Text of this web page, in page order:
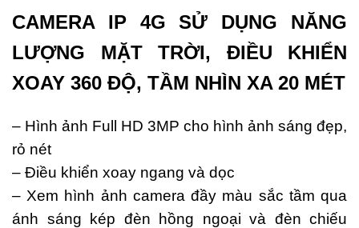
CAMERA IP 4G SỬ DỤNG NĂNG
LƯỢNG MẶT TRỜI, ĐIỀU KHIỂN
XOAY 360 ĐỘ, TẦM NHÌN XA 20 MÉT
– Hình ảnh Full HD 3MP cho hình ảnh sáng đẹp,
rỏ nét
– Điều khiển xoay ngang và dọc
– Xem hình ảnh camera đầy màu sắc tầm qua
ánh sáng kép đèn hồng ngoại và đèn chiếu